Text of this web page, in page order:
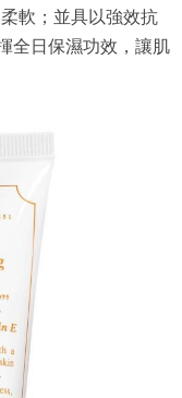
軟；並具以強效抗
全日保濕功效，讓肌